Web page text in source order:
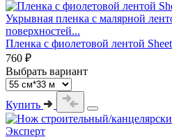
Укрывная пленка с малярной
поверхностей...
Пленка с фиолетовой лентой
760 ₽
Выбрать вариант
Купить